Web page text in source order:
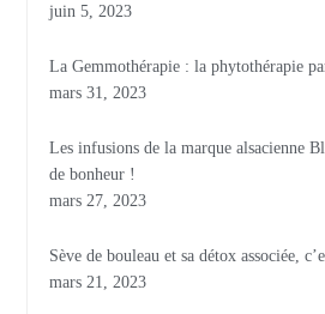
juin 5, 2023
La Gemmothérapie : la phytothérapie
mars 31, 2023
Les infusions de la marque alsacienne
de bonheur !
mars 27, 2023
Sève de bouleau et sa détox associée,
mars 21, 2023